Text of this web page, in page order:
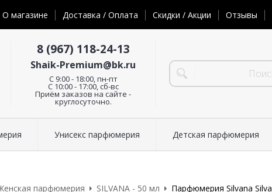
О магазине Доставка / Оплата Скидки / Акции Отзывы
8 (967) 118-24-13
Shaik-Premium@bk.ru
C 9:00 - 18:00, пн-пт
С 10:00 - 17:00, сб-вс
Приём заказов на сайте -
круглосуточно.
Унисекс парфюмерия Детская парфюмерия
парфюмерия SILVANA - 50 мл Парфюмерия Silvana